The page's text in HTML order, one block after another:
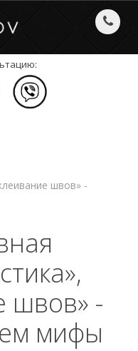
швов» -
швов» -
мифы